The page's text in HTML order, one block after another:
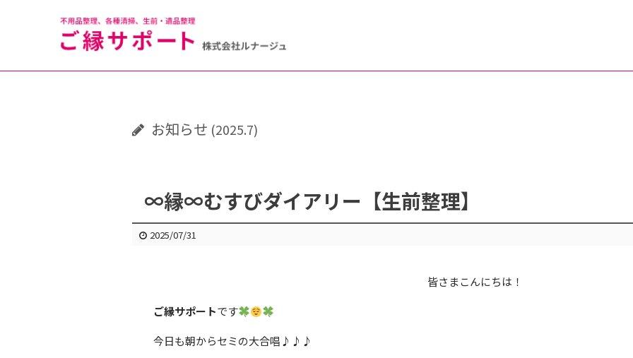
お知らせ (2025.7)
∞縁∞むすびダイアリー【生前整理】
2025/07/31
皆さまこんにちは！
ご縁サポートです
今日も朝からセミの大合唱♪♪♪